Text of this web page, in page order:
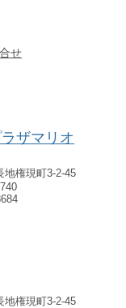
ザマリオ
地権現町3-2-45
せ
地権現町3-2-45